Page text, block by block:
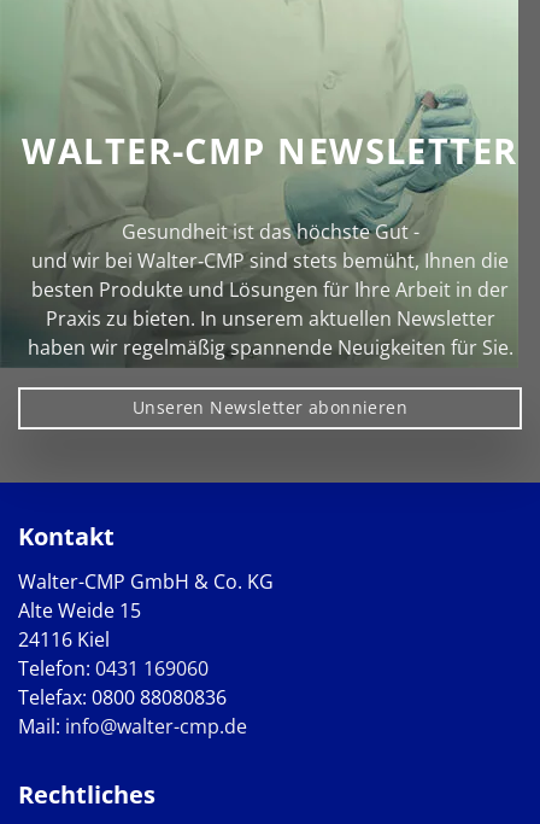
WALTER-CMP NEWSLETTER
Gesundheit ist das höchste Gut -
und wir bei Walter‑CMP sind stets bemüht, Ihnen die
besten Produkte und Lösungen für Ihre Arbeit in der
Praxis zu bieten. In unserem aktuellen Newsletter
haben wir regelmäßig spannende Neuigkeiten für Sie.
Unseren Newsletter abonnieren
Kontakt
Walter-CMP GmbH & Co. KG
Alte Weide 15
24116 Kiel
Telefon: 0431 169060
Telefax: 0800 88080836
Mail: info@walter-cmp.de
Rechtliches